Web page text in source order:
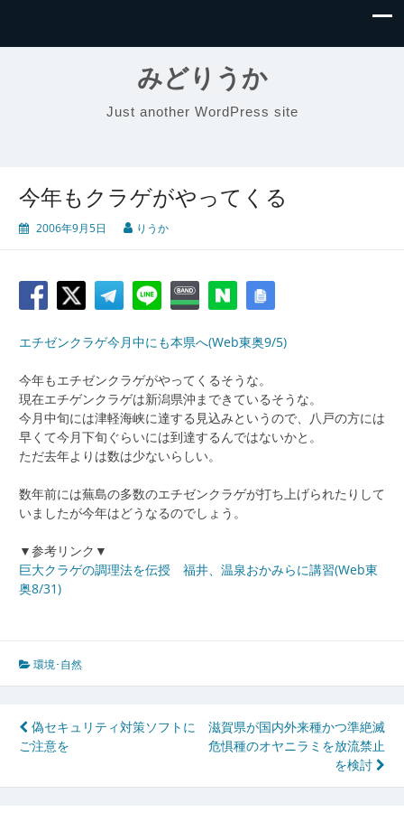
みどりうか
Just another WordPress site
今年もクラゲがやってくる
2006年9月5日 りうか
エチゼンクラゲ今月中にも本県へ(Web東奥9/5)
今年もエチゼンクラゲがやってくるそうな。
現在エチゲンクラゲは新潟県沖まできているそうな。
今月中旬には津軽海峡に達する見込みというので、八戸の方には
早くて今月下旬ぐらいには到達するんではないかと。
ただ去年よりは数は少ないらしい。
数年前には蕪島の多数のエチゼンクラゲが打ち上げられたりして
いましたが今年はどうなるのでしょう。
▼参考リンク▼
巨大クラゲの調理法を伝授 福井、温泉おかみらに講習(Web東
奥8/31)
環境･自然
投
稿
ナ
偽セキュリティ対策ソフトに
ご注意を
滋賀県が国内外来種かつ準絶滅
危惧種のオヤニラミを放流禁止
を検討